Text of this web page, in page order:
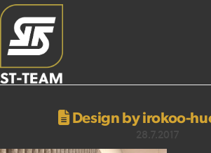
Design by irokoo-